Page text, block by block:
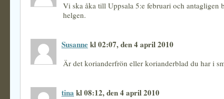
Vi ska åka till Uppsala 5:e februari och antagligen
helgen.
Susannekl 02:07, den 4 april 2010
Är det korianderfrön eller korianderblad du har i
tina kl 08:12, den 4 april 2010